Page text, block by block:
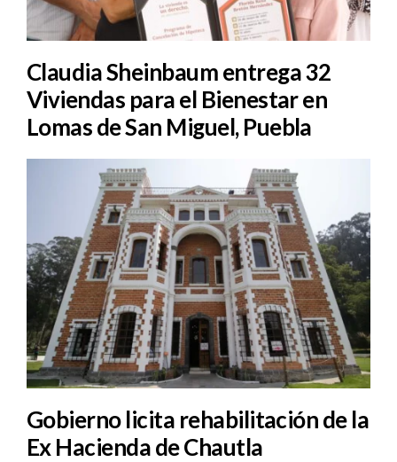
Claudia Sheinbaum entrega 32
Viviendas para el Bienestar en
Lomas de San Miguel, Puebla
Gobierno licita rehabilitación de la
Ex Hacienda de Chautla